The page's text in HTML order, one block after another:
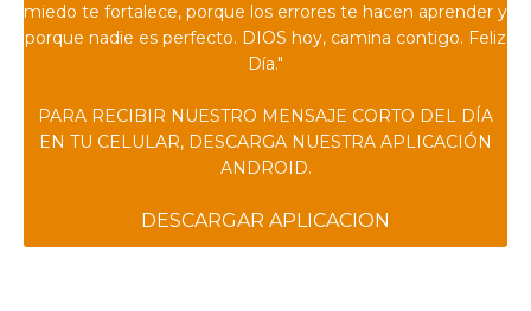
miedo te fortalece, porque los errores te hacen aprender y
porque nadie es perfecto. DIOS hoy, camina contigo. Feliz
Día."
PARA RECIBIR NUESTRO MENSAJE CORTO DEL DÍA
EN TU CELULAR, DESCARGA NUESTRA APLICACIÓN
ANDROID.
DESCARGAR APLICACION